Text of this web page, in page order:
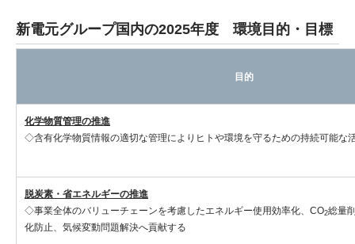
新電元グループ国内の2025年度 環境目的・目標
目的
化学物質管理の推進
◇含有化学物質情報の適切な管理によりヒトや環境を守るための持続可能な
脱炭素・省エネルギーの推進
◇事業全体のバリューチェーンを考慮したエネルギー使用効率化、CO2総量
化防止、気候変動問題解決へ貢献する